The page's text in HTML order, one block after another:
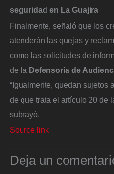
seguridad en La Guajira
Finalmente, señaló que los
atenderán las quejas y
como las solicitudes de
de la Defensoría de
“Igualmente, quedan sujetos
de que trata el artículo 20 de
subrayó.
Source link
Deja un